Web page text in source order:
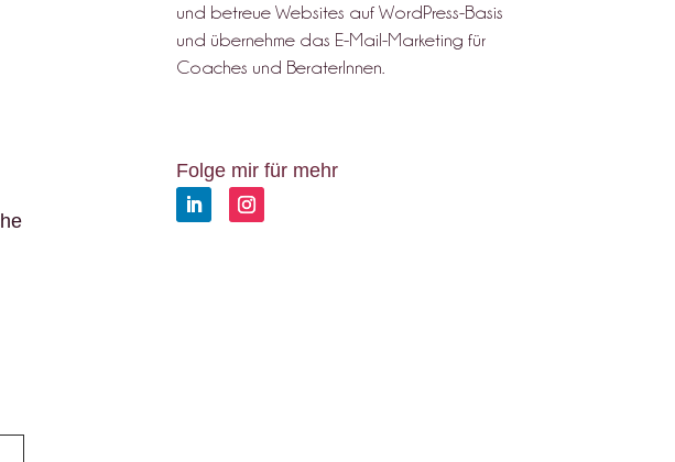
und betreue Websites auf WordPress-Basis
und übernehme das E-Mail-Marketing für
Coaches und BeraterInnen.
Folge mir für mehr